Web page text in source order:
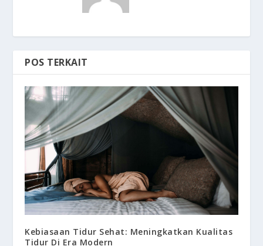
POS TERKAIT
Kebiasaan Tidur Sehat: Meningkatkan Kualitas
Tidur Di Era Modern